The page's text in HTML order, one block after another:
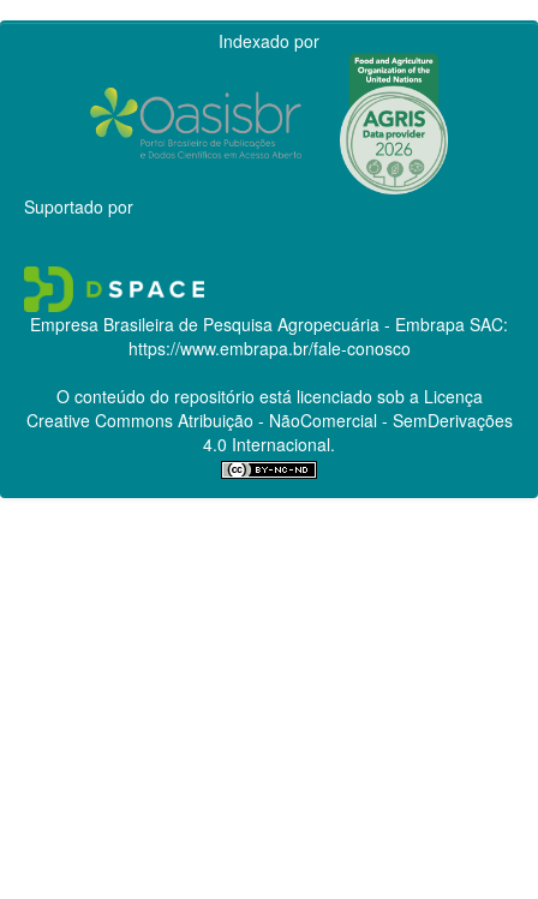
Indexado por
Suportado por
Empresa Brasileira de Pesquisa Agropecuária - Embrapa SAC:
https://www.embrapa.br/fale-conosco
O conteúdo do repositório está licenciado sob a Licença
Creative CommonsAtribuição - NãoComercial - SemDerivações
4.0 Internacional.